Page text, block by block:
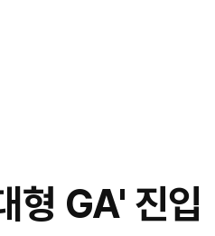
형 GA' 진입